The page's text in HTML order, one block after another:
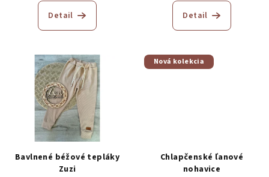
Detail Detail
Bavlnené béžové tepláky
Zuzi
Nová kolekcia
Chlapčenské ľanové
nohavice